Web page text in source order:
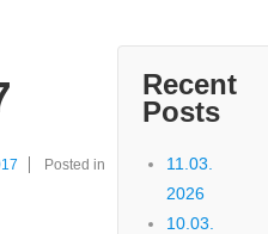
Posted in
Recent
Posts
11.03.
2026
10.03.